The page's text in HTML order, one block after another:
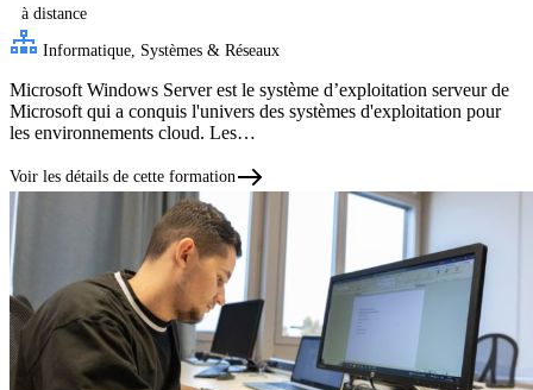
à distance
Informatique, Systèmes & Réseaux
Microsoft Windows Server est le système d’exploitation serveur de
Microsoft qui a conquis l'univers des systèmes d'exploitation pour
les environnements cloud. Les…
Voir les détails de cette formation